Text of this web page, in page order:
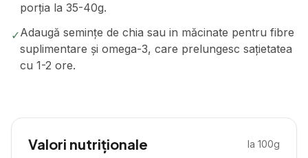
porția la 35-40g.
✓Adaugă semințe de chia sau in măcinate pentru fibre
suplimentare și omega-3, care prelungesc sațietatea
cu 1-2 ore.
Valori nutriționale la 100g